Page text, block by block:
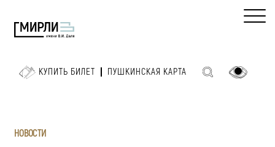
КУПИТЬ БИЛЕТ ПУШКИНСКАЯ КАРТА
НОВОСТИ